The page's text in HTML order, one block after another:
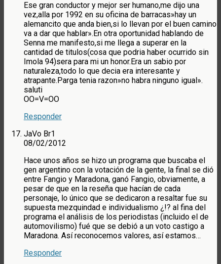
Ese gran conductor y mejor ser humano,me dijo una
vez,alla por 1992 en su oficina de barracas»hay un
alemancito que anda bien,si lo llevan por el buen camino
va a dar que hablar».En otra oportunidad hablando de
Senna me manifesto,si me llega a superar en la
cantidad de titulos(cosa que podria haber ocurrido sin
Imola 94)sera para mi un honor.Era un sabio por
naturaleza,todo lo que decia era interesante y
atrapante.Parga tenia razon»no habra ninguno igual».
saluti
OO=V=OO
Responder
JaVo Br1
08/02/2012
Hace unos años se hizo un programa que buscaba el
gen argentino con la votación de la gente, la final se dió
entre Fangio y Maradona, ganó Fangio, obviamente, a
pesar de que en la reseña que hacían de cada
personaje, lo único que se dedicaron a resaltar fue su
supuesta mezquindad e individualismo ¿!? al fina del
programa el análisis de los periodistas (incluido el de
automovilismo) fué que se debió a un voto castigo a
Maradona. Así reconocemos valores, así estamos…
Responder